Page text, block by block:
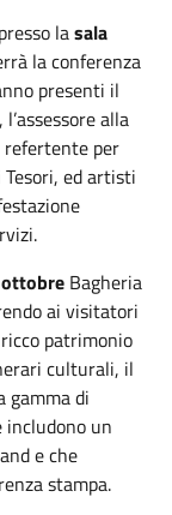
lasala
la conferenza
presenti il
, l’assessore alla
refertente per
ed artisti
Bagheria
ai visitatori
patrimonio
culturali, il
gamma di
un
e che
stampa.